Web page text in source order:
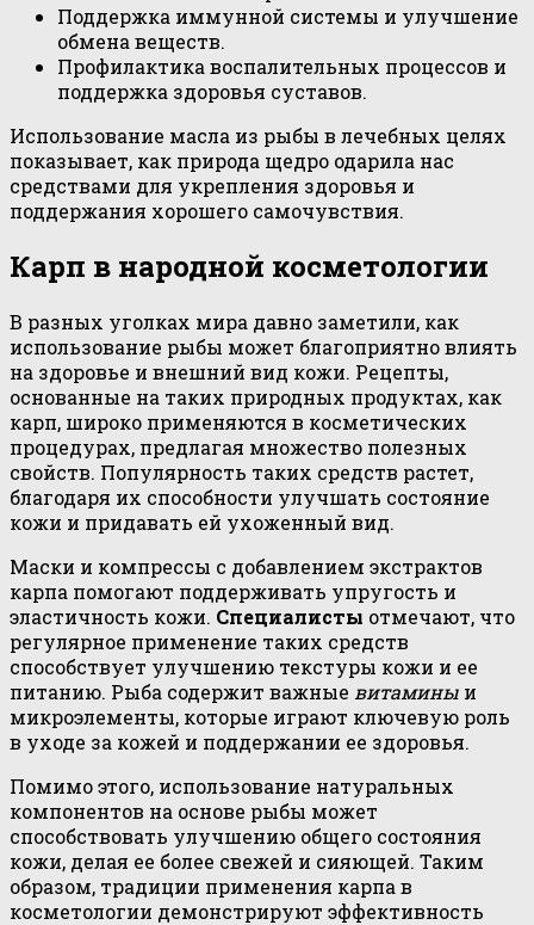
Поддержка иммунной системы и улучшение
обмена веществ.
Профилактика воспалительных процессов и
поддержка здоровья суставов.
Использование масла из рыбы в лечебных целях
показывает, как природа щедро одарила нас
средствами для укрепления здоровья и
поддержания хорошего самочувствия.
Карп в народной косметологии
В разных уголках мира давно заметили, как
использование рыбы может благоприятно влиять
на здоровье и внешний вид кожи. Рецепты,
основанные на таких природных продуктах, как
карп, широко применяются в косметических
процедурах, предлагая множество полезных
свойств. Популярность таких средств растет,
благодаря их способности улучшать состояние
кожи и придавать ей ухоженный вид.
Маски и компрессы с добавлением экстрактов
карпа помогают поддерживать упругость и
эластичность кожи. Специалисты отмечают, что
регулярное применение таких средств
способствует улучшению текстуры кожи и ее
питанию. Рыба содержит важные витамины и
микроэлементы, которые играют ключевую роль
в уходе за кожей и поддержании ее здоровья.
Помимо этого, использование натуральных
компонентов на основе рыбы может
способствовать улучшению общего состояния
кожи, делая ее более свежей и сияющей. Таким
образом, традиции применения карпа в
косметологии демонстрируют эффективность